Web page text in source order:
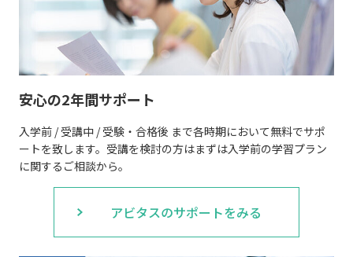
安心の2年間サポート
入学前 / 受講中 / 受験・合格後 まで各時期において無料でサポ
ートを致します。受講を検討の方はまずは入学前の学習プラン
に関するご相談から。
アビタスのサポートをみる